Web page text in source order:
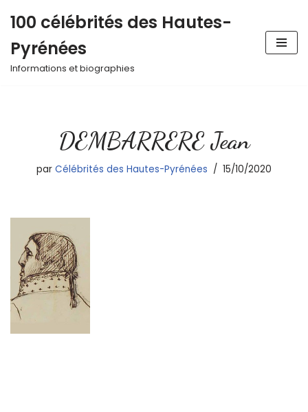
au
contenu
100 célébrités des Hautes-
Pyrénées
Informations et biographies
DEMBARRERE Jean
par Célébrités des Hautes-Pyrénées 15/10/2020